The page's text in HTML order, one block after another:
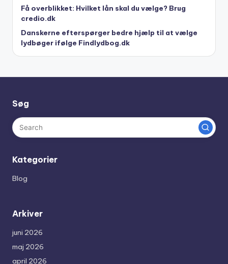
Få overblikket: Hvilket lån skal du vælge? Brug
credio.dk
Danskerne efterspørger bedre hjælp til at vælge
lydbøger ifølge Findlydbog.dk
Søg
Kategorier
Blog
Arkiver
juni 2026
maj 2026
april 2026